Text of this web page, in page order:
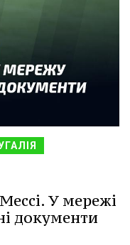
У мережі
документи